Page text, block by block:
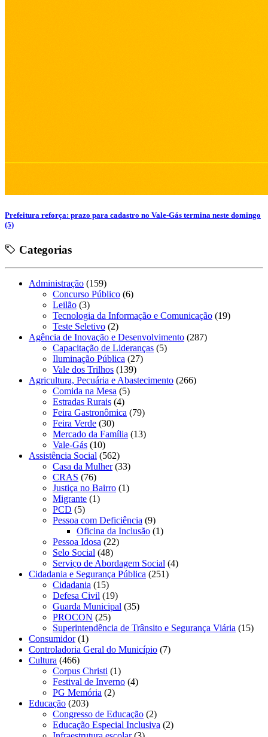
Prefeitura reforça: prazo para cadastro no Vale-Gás termina neste domingo
(5)
Categorias
Administração (159)
Concurso Público (6)
Leilão (3)
Tecnologia da Informação e Comunicação (19)
Teste Seletivo (2)
Agência de Inovação e Desenvolvimento (287)
Capacitação de Lideranças (5)
Iluminação Pública (27)
Vale dos Trilhos (139)
Agricultura, Pecuária e Abastecimento (266)
Comida na Mesa (5)
Estradas Rurais (4)
Feira Gastronômica (79)
Feira Verde (30)
Mercado da Família (13)
Vale-Gás (10)
Assistência Social (562)
Casa da Mulher(33)
CRAS (76)
Justiça no Bairro (1)
Migrante (1)
PCD (5)
Pessoa com Deficiência (9)
Oficina da Inclusão (1)
Pessoa Idosa (22)
Selo Social (48)
Serviço de Abordagem Social (4)
Cidadania e Segurança Pública (251)
Cidadania (15)
Defesa Civil (19)
Guarda Municipal (35)
PROCON (25)
Superintendência de Trânsito e Segurança Viária (15)
Consumidor(1)
Controladoria Geral do Município (7)
Cultura (466)
Corpus Christi (1)
Festival de Inverno (4)
PG Memória (2)
Educação (203)
Congresso de Educação (2)
Educação Especial Inclusiva (2)